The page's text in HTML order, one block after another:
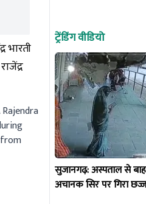
भारती
ट्रेंडिंग वीडियो
सुजानगढ़: अस्पताल से
अचानक सिर पर गिरा